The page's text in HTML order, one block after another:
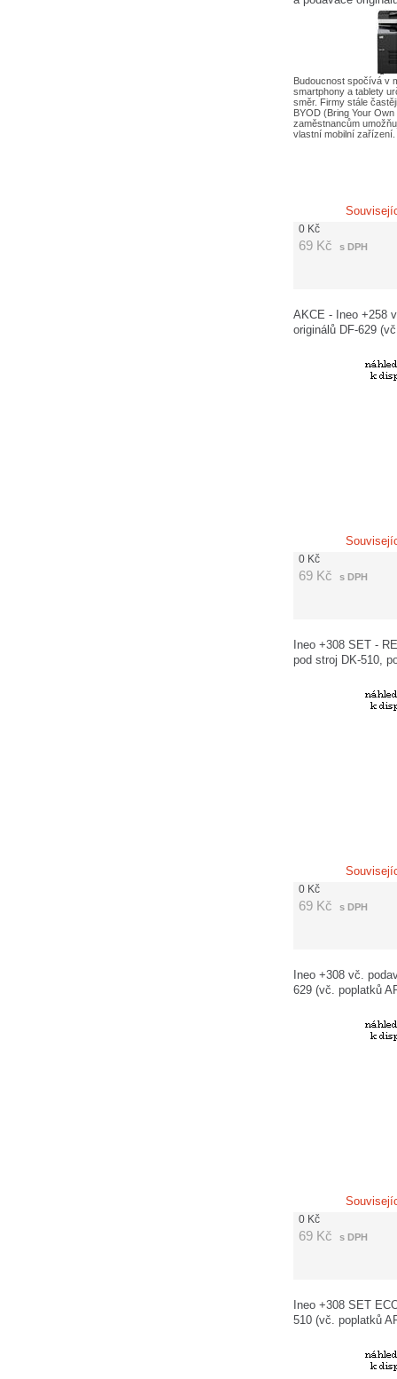
poplatků APO
Budoucnost spočívá v
smartphony a tablety
směr. Firmy stále
BYOD (Bring Your
zaměstnancům
vlastní mobilní
0 Kč
69 Kč s DPH
AKCE - Ineo +258
originálů DF-629
0 Kč
69 Kč s DPH
Ineo +308 SET -
pod stroj DK-510,
0 Kč
69 Kč s DPH
Ineo +308 vč.
629 (vč. poplatků
0 Kč
69 Kč s DPH
Ineo +308 SET
510 (vč. poplatků